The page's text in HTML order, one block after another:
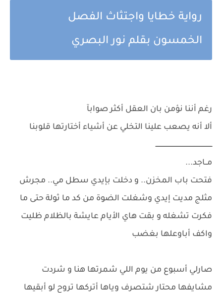
رواية خطايا واجتثاث الفصل
الخمسون بقلم نور البصري
رغم أننا نؤمن بان العقل أكثر صوابآ
ألا أنه يصعب علينا التخلي عن أشياء أختارتها قلوبنا
ـــــــــــــــــــــــــــــــــــــــــــــــــــــــــ
مــاجد...
فتحت باب المخزن.. و دخلت بإيدي سطل مي.. مجرش
مثلج مديت إيدي وشغلت الضوة من كد ما ثولة حتى ما
فكرت تشغله و بقت هاي الأيام عايشة بالظلام ظليت
واكف أباوعلها بغضب
صارلي أسبوع من يوم اللي شمرتها هنا و شردت
مشايفها محتار شتصرف وياها أتركها تروح لو أبقيها